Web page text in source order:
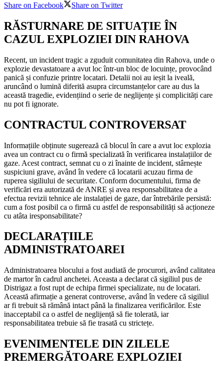
Share on Facebook
Share on Twitter
RĂSTURNARE DE SITUAȚIE ÎN
CAZUL EXPLOZIEI DIN RAHOVA
Recent, un incident tragic a zguduit comunitatea din Rahova, unde o
explozie devastatoare a avut loc într-un bloc de locuințe, provocând
panică și confuzie printre locatari. Detalii noi au ieșit la iveală,
aruncând o lumină diferită asupra circumstanțelor care au dus la
această tragedie, evidențiind o serie de neglijențe și complicități care
nu pot fi ignorate.
CONTRACTUL CONTROVERSAT
Informațiile obținute sugerează că blocul în care a avut loc explozia
avea un contract cu o firmă specializată în verificarea instalațiilor de
gaze. Acest contract, semnat cu o zi înainte de incident, stârnește
suspiciuni grave, având în vedere că locatarii acuzau firma de
ruperea sigiliului de securitate. Conform documentului, firma de
verificări era autorizată de ANRE și avea responsabilitatea de a
efectua revizii tehnice ale instalației de gaze, dar întrebările persistă:
cum a fost posibil ca o firmă cu astfel de responsabilități să acționeze
cu atâta iresponsabilitate?
DECLARAȚIILE
ADMINISTRATOAREI
Administratoarea blocului a fost audiată de procurori, având calitatea
de martor în cadrul anchetei. Aceasta a declarat că sigiliul pus de
Distrigaz a fost rupt de echipa firmei specializate, nu de locatari.
Această afirmație a generat controverse, având în vedere că sigiliul
ar fi trebuit să rămână intact până la finalizarea verificărilor. Este
inacceptabil ca o astfel de neglijență să fie tolerată, iar
responsabilitatea trebuie să fie trasată cu strictețe.
EVENIMENTELE DIN ZILELE
PREMERGĂTOARE EXPLOZIEI